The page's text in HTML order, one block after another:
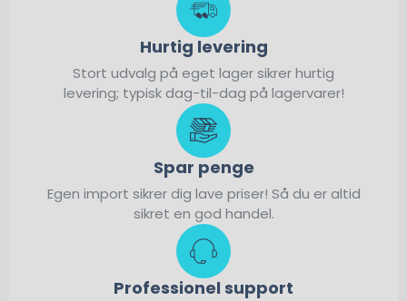
Hurtig levering
Stort udvalg på eget lager sikrer hurtig
levering; typisk dag-til-dag på lagervarer!
Spar penge
Egen import sikrer dig lave priser! Så du er altid
sikret en god handel.
Professionel support